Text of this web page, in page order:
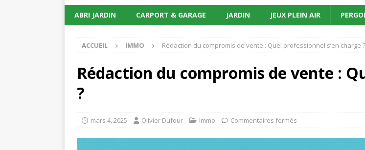
ABRI JARDIN CARPORT & GARAGE JARDIN JEUX PLEIN AIR
ACCUEIL IMMO Rédaction du compromis de vente : Quel professionnel s’en charge ?
Rédaction du compromis de vente :
?
mars 4, 2025 Olivier Dufour Immo Commentaires fermés